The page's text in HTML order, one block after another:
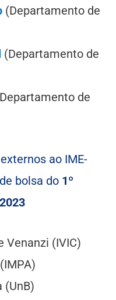
(Departamento de
(Departamento de
de
ao IME-
bolsa do 1º
2023
Venanzi (IVIC)
(UnB)